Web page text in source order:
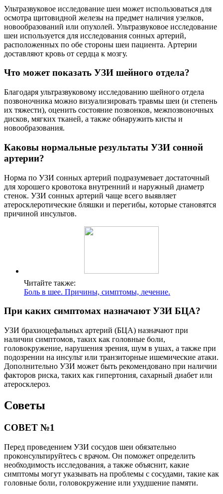
Ультразвуковое исследование шеи может использоваться для
осмотра щитовидной железы на предмет наличия узелков,
новообразований или опухолей. Ультразвуковое исследование
шеи используется для исследования сонных артерий,
расположенных по обе стороны шеи пациента. Артерии
доставляют кровь от сердца к мозгу.
Что может показать УЗИ шейного отдела?
Благодаря ультразвуковому исследованию шейного отдела
позвоночника можно визуализировать травмы шеи (и степень
их тяжести), оценить состояние позвонков, межпозвоночных
дисков, мягких тканей, а также обнаружить кисты и
новообразования.
Каковы нормальные результаты УЗИ сонной
артерии?
Норма по УЗИ сонных артерий подразумевает достаточный
для хорошего кровотока внутренний и наружный диаметр
стенок. УЗИ сонных артерий чаще всего выявляет
атеросклеротические бляшки и перегибы, которые становятся
причиной инсультов.
Читайте также:
Боль в шее. Причины, симптомы, лечение.
При каких симптомах назначают УЗИ БЦА?
УЗИ брахиоцефальных артерий (БЦА) назначают при
наличии симптомов, таких как головные боли,
головокружение, нарушения зрения, шум в ушах, а также при
подозрении на инсульт или транзиторные ишемические атаки.
Дополнительно УЗИ может быть рекомендовано при наличии
факторов риска, таких как гипертония, сахарный диабет или
атеросклероз.
Советы
СОВЕТ №1
Перед проведением УЗИ сосудов шеи обязательно
проконсультируйтесь с врачом. Он поможет определить
необходимость исследования, а также объяснит, какие
симптомы могут указывать на проблемы с сосудами, такие как
головные боли, головокружение или ухудшение памяти.